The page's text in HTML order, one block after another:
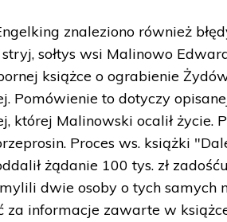
znaleziono również
sołtys wsi Malinowo
książce o ograbienie
Pomówienie to dotyczy
której Malinowski ocalił życie.
Proces ws. książki
żądanie 100 tys. zł
dwie osoby o tych samych
informacje zawarte w